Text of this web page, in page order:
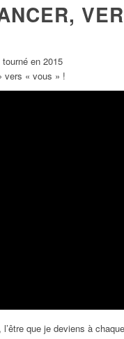
en 2015
vers « vous » !
que je deviens à